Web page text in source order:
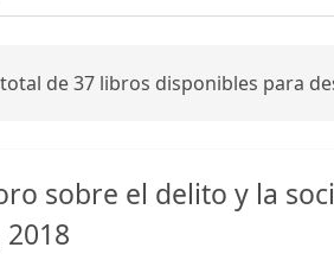
de 37 libros disponibles para
sobre el delito y la
2018